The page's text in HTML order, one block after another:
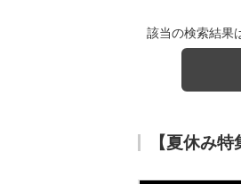
該当の検索結果
【夏休み